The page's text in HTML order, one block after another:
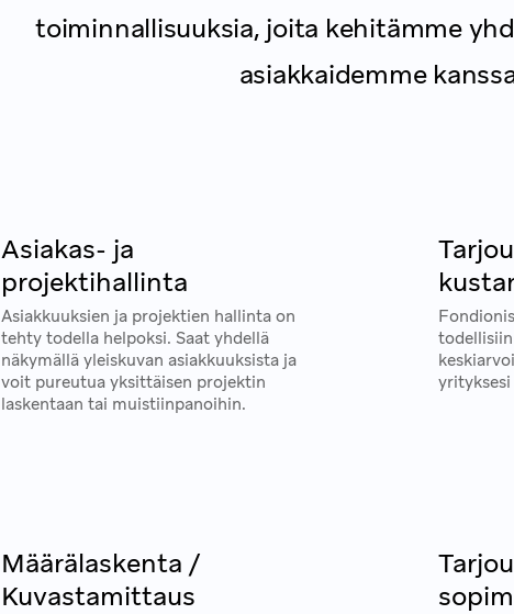
toiminnallisuuksia, joita kehitämme
asiakkaidemme
Asiakas- ja
projektihallinta
Asiakkuuksien ja projektien hallinta on
tehty todella helpoksi. Saat yhdellä
näkymällä yleiskuvan asiakkuuksista ja
voit pureutua yksittäisen projektin
laskentaan tai muistiinpanoihin.
Määrälaskenta /
Kuvastamittaus